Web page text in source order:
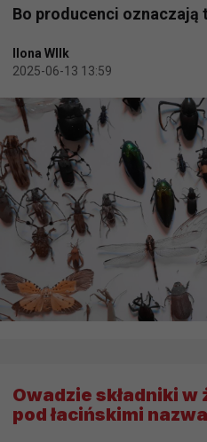
Bo producenci oznaczają
Ilona WIlk
2025-06-13 13:59
Owadzie składniki
pod łacińskimi